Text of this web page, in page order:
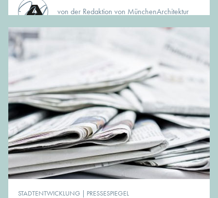
von der Redaktion von MünchenArchitektur
STADTENTWICKLUNG | PRESSESPIEGEL